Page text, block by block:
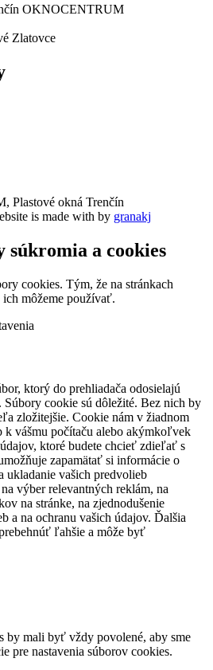
Zlatovce
okná Trenčín
is made with by granakj
súkromia a cookies
cookies. Tým, že na stránkach
ich môžeme používať.
ktorý do prehliadača odosielajú
Súbory cookie sú dôležité. Bez nich by
zložitejšie. Cookie nám v žiadnom
k vášmu počítaču alebo akýmkoľvek
ktoré budete chcieť zdieľať s
zapamätať si informácie o
ukladanie vašich predvolieb
výber relevantných reklám, na
na stránke, na zjednodušenie
a na ochranu vašich údajov. Ďalšia
ľahšie a môže byť
by mali byť vždy povolené, aby sme
pre nastavenia súborov cookies.